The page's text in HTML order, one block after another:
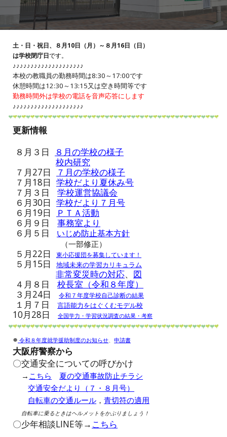
土・日・祝日、８月10日（月）～８月16日（日）
は学校閉庁日です。
♪♪♪♪♪♪♪♪♪♪♪♪♪♪♪♪♪♪♪♪
本校の教職員の勤務時間は8:30～17:00です
休憩時間は12:30～13:15又は空き時間等です
勤務時間外は学校の電話を音声応答にします
♪♪♪♪♪♪♪♪♪♪♪♪♪♪♪♪♪♪♪♪
更新情報
８月３日
８月の学校の様子
校内研究
７月27日
７月の学校の様子
７月18日 学校だより夏休み号
７月 ３ 日
学校運営協議会
６月30日学校だより７月号
６月19日
ＰＴＡ活動
６月 ９ 日
事務室より
６月５日
いじめ防止基本方針
（一部修正）
５月22日 東小応援団を募集しています！
５月15日 地域未来の学習カリキュラム
非常変災時の対応、 図
４月８日
校長室（令和８年度）
３月24日令和７年度学校自己診断の結果
１月 ７ 日言語能力をはぐくむモデル校
10月28日全国学力・学習状況調査の結果・考察
● 令和８年度就学援助制度のお知らせ、申請書
大阪府警察から
〇交通安全についての呼びかけ
→ こちら
夏の交通事故防止チラシ
交通安全だより（７・８月号）
自転車の交通ルール ，青切符の適用
自転車に乗るときはヘルメットをかぶりましょう！
〇少年相談LINE等→ こちら